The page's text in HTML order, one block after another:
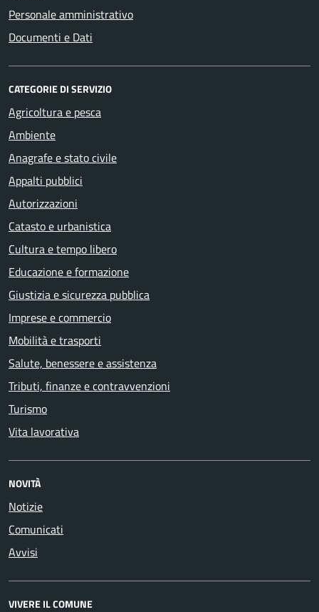
Personale amministrativo
Documenti e Dati
CATEGORIE DI SERVIZIO
Agricoltura e pesca
Ambiente
Anagrafe e stato civile
Appalti pubblici
Autorizzazioni
Catasto e urbanistica
Cultura e tempo libero
Educazione e formazione
Giustizia e sicurezza pubblica
Imprese e commercio
Mobilità e trasporti
Salute, benessere e assistenza
Tributi, finanze e contravvenzioni
Turismo
Vita lavorativa
NOVITÀ
Notizie
Comunicati
Avvisi
VIVERE IL COMUNE